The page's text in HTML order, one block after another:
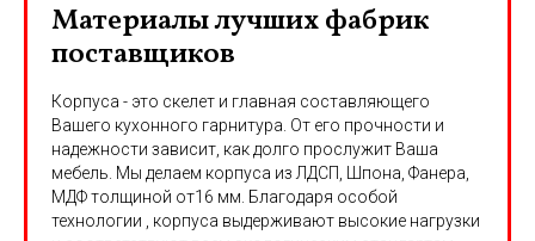
Материалы лучших фабрик
поставщиков
Корпуса - это скелет и главная составляющего
Вашего кухонного гарнитура. От его прочности и
надежности зависит, как долго прослужит Ваша
мебель. Мы делаем корпуса из ЛДСП, Шпона, Фанера,
МДФ толщиной от16 мм. Благодаря особой
технологии , корпуса выдерживают высокие нагрузки